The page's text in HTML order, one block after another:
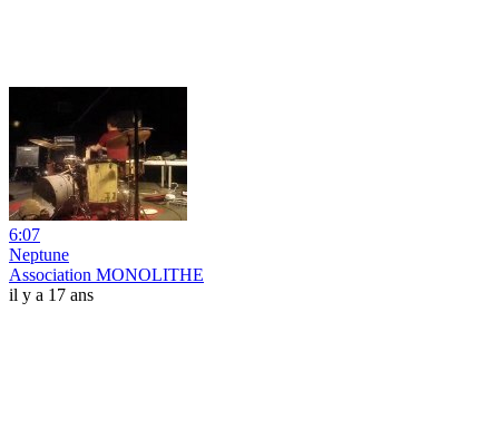
6:07
Neptune
Association MONOLITHE
il y a 17 ans